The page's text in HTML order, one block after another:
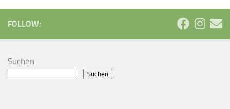
FOLLOW:
Suchen
Suchen